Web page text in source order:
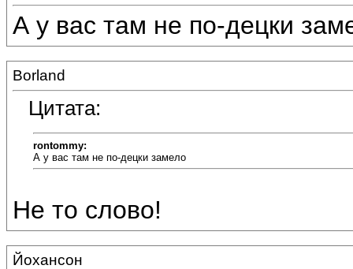
А у вас там не по-децки
Borland
Цитата:
rontommy:
А у вас там не по-децки замело
Не то слово!
Йохансон